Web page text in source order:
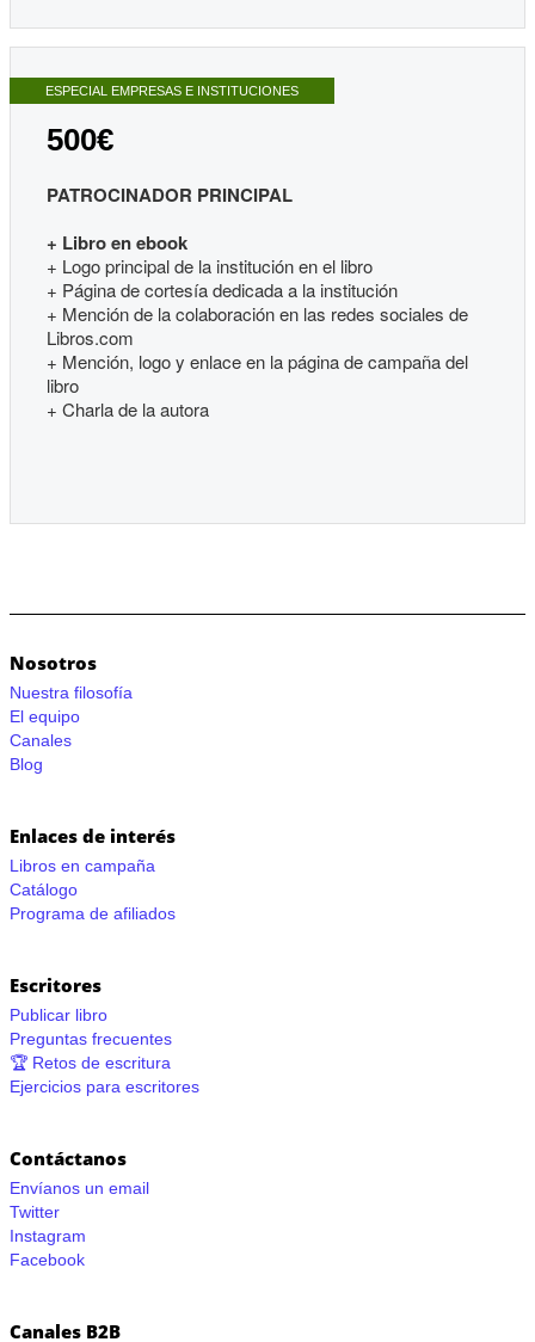
ESPECIAL EMPRESAS E INSTITUCIONES
500€
PATROCINADOR PRINCIPAL
+ Libro en ebook
+ Logo principal de la institución en el libro
+ Página de cortesía dedicada a la institución
+ Mención de la colaboración en las redes sociales de
Libros.com
+ Mención, logo y enlace en la página de campaña del
libro
+ Charla de la autora
Nosotros
Nuestra filosofía
El equipo
Canales
Blog
Enlaces de interés
Libros en campaña
Catálogo
Programa de afiliados
Escritores
Publicar libro
Preguntas frecuentes
🏆 Retos de escritura
Ejercicios para escritores
Contáctanos
Envíanos un email
Twitter
Instagram
Facebook
Canales B2B